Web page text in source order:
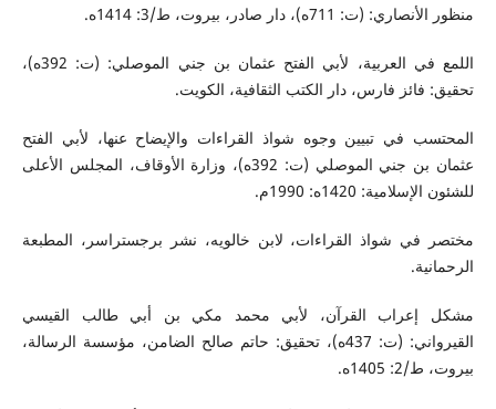
منظور الأنصاري: (ت: 711ه)، دار صادر، بيروت، ط/3: 1414ه.
اللمع في العربية، لأبي الفتح عثمان بن جني الموصلي: (ت: 392ه)،
تحقيق: فائز فارس، دار الكتب الثقافية، الكويت.
المحتسب في تبيين وجوه شواذ القراءات والإيضاح عنها، لأبي الفتح
عثمان بن جني الموصلي (ت: 392ه)، وزارة الأوقاف، المجلس الأعلى
للشئون الإسلامية: 1420ه: 1990م.
مختصر في شواذ القراءات، لابن خالويه، نشر برجستراسر، المطبعة
الرحمانية.
مشكل إعراب القرآن، لأبي محمد مكي بن أبي طالب القيسي
القيرواني: (ت: 437ه)، تحقيق: حاتم صالح الضامن، مؤسسة الرسالة،
بيروت، ط/2: 1405ه.